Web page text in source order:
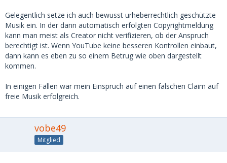
Gelegentlich setze ich auch bewusst urheberrechtlich geschützte
Musik ein. In der dann automatisch erfolgten Copyrightmeldung
kann man meist als Creator nicht verifizieren, ob der Anspruch
berechtigt ist. Wenn YouTube keine besseren Kontrollen einbaut,
dann kann es eben zu so einem Betrug wie oben dargestellt
kommen.
In einigen Fällen war mein Einspruch auf einen falschen Claim auf
freie Musik erfolgreich.
vobe49
Mitglied